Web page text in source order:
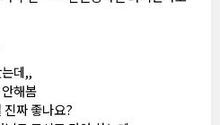
데,,
해봄
진짜 좋나요?